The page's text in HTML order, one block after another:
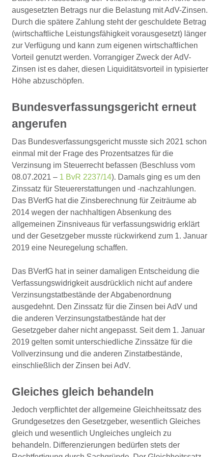
ausgesetzten Betrags nur die Belastung mit AdV-Zinsen.
Durch die spätere Zahlung steht der geschuldete Betrag
(wirtschaftliche Leistungsfähigkeit vorausgesetzt) länger
zur Verfügung und kann zum eigenen wirtschaftlichen
Vorteil genutzt werden. Vorrangiger Zweck der AdV-
Zinsen ist es daher, diesen Liquiditätsvorteil in typisierter
Höhe abzuschöpfen.
Bundesverfassungsgericht erneut
angerufen
Das Bundesverfassungsgericht musste sich 2021 schon
einmal mit der Frage des Prozentsatzes für die
Verzinsung im Steuerrecht befassen (Beschluss vom
08.07.2021 – 1 BvR 2237/14). Damals ging es um den
Zinssatz für Steuererstattungen und -nachzahlungen.
Das BVerfG hat die Zinsberechnung für Zeiträume ab
2014 wegen der nachhaltigen Absenkung des
allgemeinen Zinsniveaus für verfassungswidrig erklärt
und der Gesetzgeber musste rückwirkend zum 1. Januar
2019 eine Neuregelung schaffen.
Das BVerfG hat in seiner damaligen Entscheidung die
Verfassungswidrigkeit ausdrücklich nicht auf andere
Verzinsungstatbestände der Abgabenordnung
ausgedehnt. Den Zinssatz für die Zinsen bei AdV und
die anderen Verzinsungstatbestände hat der
Gesetzgeber daher nicht angepasst. Seit dem 1. Januar
2019 gelten somit unterschiedliche Zinssätze für die
Vollverzinsung und die anderen Zinstatbestände,
einschließlich der Zinsen bei AdV.
Gleiches gleich behandeln
Jedoch verpflichtet der allgemeine Gleichheitssatz des
Grundgesetzes den Gesetzgeber, wesentlich Gleiches
gleich und wesentlich Ungleiches ungleich zu
behandeln. Differenzierungen bedürfen stets der